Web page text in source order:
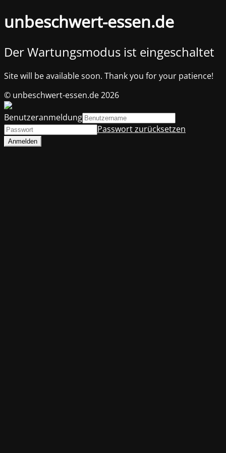
unbeschwert-essen.de
Der Wartungsmodus ist eingeschaltet
Site will be available soon. Thank you for your patience!
© unbeschwert-essen.de 2026
Benutzeranmeldung
Passwort zurücksetzen